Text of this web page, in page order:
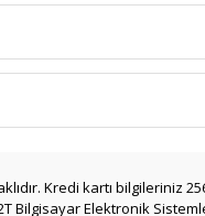
Kredi kartı bilgileriniz
Bilgisayar Elektronik